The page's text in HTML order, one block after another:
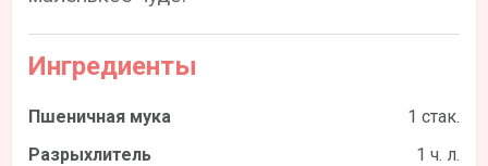
Ингредиенты
Пшеничная мука
1 стак.
Разрыхлитель
1 ч. л.